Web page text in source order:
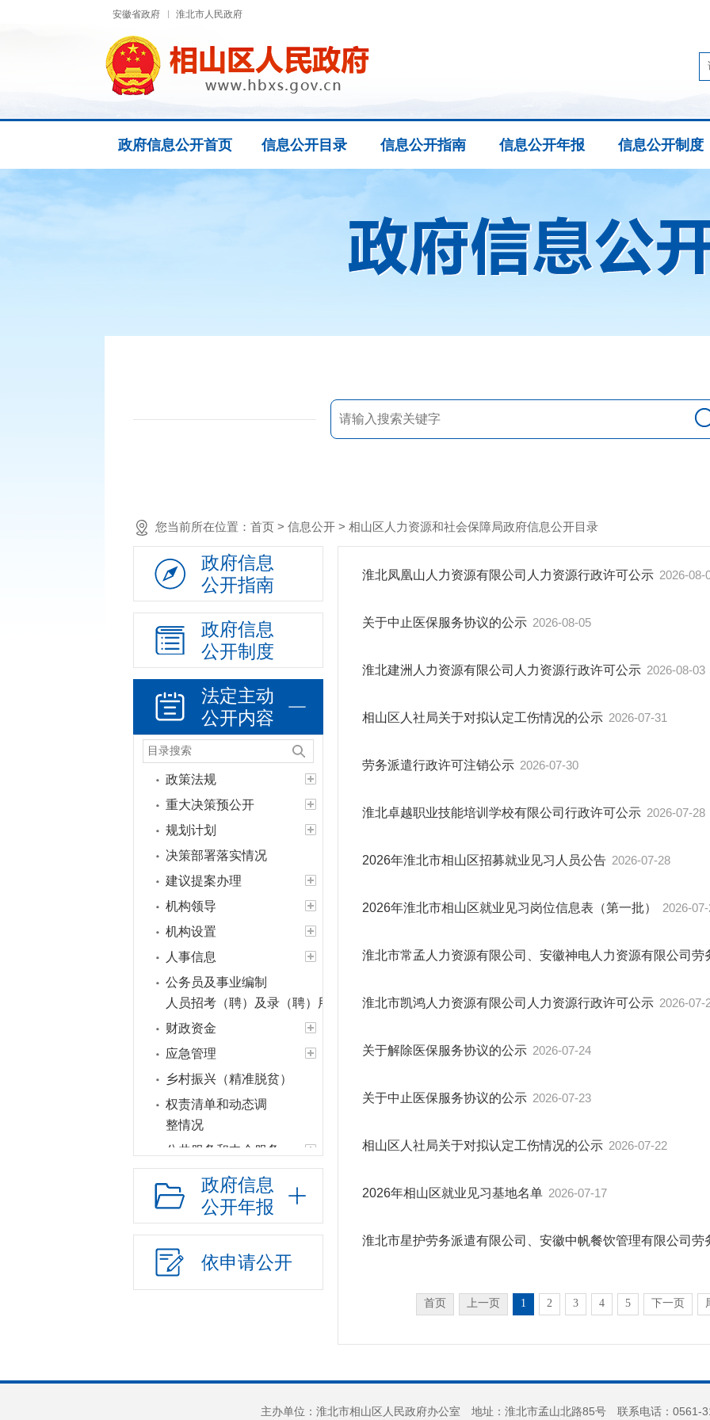
安徽省政府 淮北市人民政府
政府信息公开首页 信息公开目录 信息公开指南 信息公开年报 信息公开制度
您当前所在位置： 首页 > 信息公开 > 相山区人力资源和社会保障局政府信息公开目录
政府信息
公开指南
政府信息
公开制度
法定主动
公开内容
政策法规
重大决策预公开
规划计划
决策部署落实情况
建议提案办理
机构领导
机构设置
人事信息
公务员及事业编制
人员招考（聘）及录（聘）用信息
财政资金
应急管理
乡村振兴（精准脱贫）
权责清单和动态调
整情况
公共服务和中介服务
行政权力运行
“双随机一公开”
网上政务服务
招标采购
新闻发布
监督保障
政府信息
公开年报
依申请公开
淮北凤凰山人力资源有限公司人力资源行政许可公示 2026-08-
关于中止医保服务协议的公示 2026-08-05
淮北建洲人力资源有限公司人力资源行政许可公示 2026-08-03
相山区人社局关于对拟认定工伤情况的公示 2026-07-31
劳务派遣行政许可注销公示 2026-07-30
淮北卓越职业技能培训学校有限公司行政许可公示 2026-07-28
2026年淮北市相山区招募就业见习人员公告 2026-07-28
2026年淮北市相山区就业见习岗位信息表（第一批） 2026-
淮北市常孟人力资源有限公司、安徽神电人力资源有限公司
淮北市凯鸿人力资源有限公司人力资源行政许可公示 2026-07-
关于解除医保服务协议的公示 2026-07-24
关于中止医保服务协议的公示 2026-07-23
相山区人社局关于对拟认定工伤情况的公示 2026-07-22
2026年相山区就业见习基地名单 2026-07-17
淮北市星护劳务派遣有限公司、安徽中帆餐饮管理有限公司
首页 上一页 1 2 3 4 5 下一页
主办单位：淮北市相山区人民政府办公室 地址：淮北市孟山北路85号 联系电话：